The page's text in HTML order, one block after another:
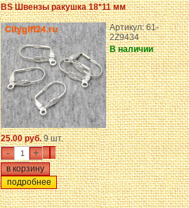
BS Швензы ракушка 18*11 мм
Артикул: 61-
2Z9434
В наличии
25.00 руб.9 шт.
- +
подробнее